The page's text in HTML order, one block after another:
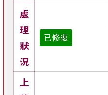
處
理
狀
況
已修復
上